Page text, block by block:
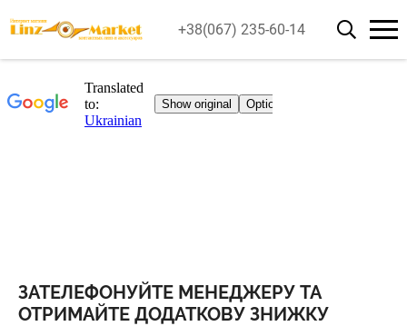
+38(067) 235-60-14
ЗАТЕЛЕФОНУЙТЕ МЕНЕДЖЕРУ ТА
ОТРИМАЙТЕ ДОДАТКОВУ ЗНИЖКУ